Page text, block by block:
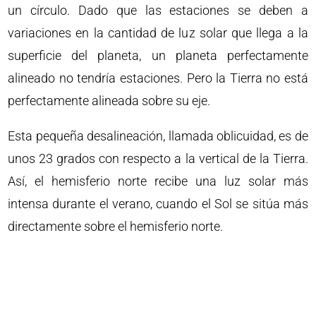
un círculo. Dado que las estaciones se deben a
variaciones en la cantidad de luz solar que llega a la
superficie del planeta, un planeta perfectamente
alineado no tendría estaciones. Pero la Tierra no está
perfectamente alineada sobre su eje.
Esta pequeña desalineación, llamada oblicuidad, es de
unos 23 grados con respecto a la vertical de la Tierra.
Así, el hemisferio norte recibe una luz solar más
intensa durante el verano, cuando el Sol se sitúa más
directamente sobre el hemisferio norte.